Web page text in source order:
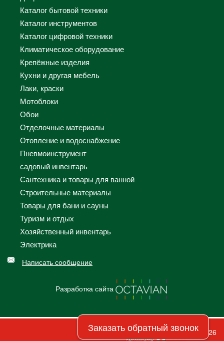
Каталог бытовой техники
Каталог инструментов
Каталог цифровой техники
Климатическое оборудование
Крепёжные изделия
Кухни и другая мебель
Лаки, краски
Мотоблоки
Обои
Отделочные материалы
Отопление и водоснабжение
Пневмоинструмент
садовый инвентарь
Сантехника и товары для ванной
Строительные материалы
Товары для бани и сауны
Туризм и отдых
Хозяйственный инвентарь
Электрика
Написать сообщение
Разработка сайта
© 2026
Заказать обратный звонок